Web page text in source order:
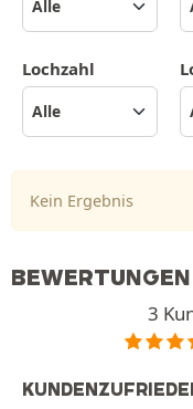
Lochzahl
Kein Ergebnis
BEWERTUNGEN
3